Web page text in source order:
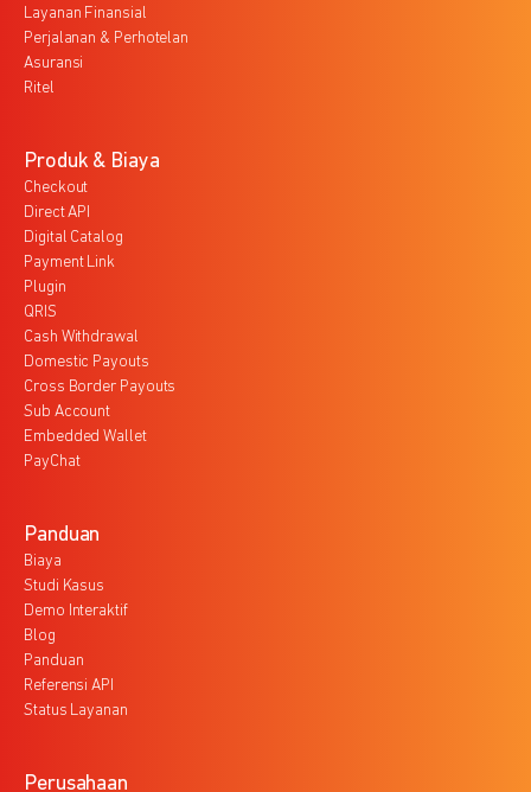
Layanan Finansial
Perjalanan & Perhotelan
Asuransi
Ritel
Produk & Biaya
Checkout
Direct API
Digital Catalog
Payment Link
Plugin
QRIS
Cash Withdrawal
Domestic Payouts
Cross Border Payouts
Sub Account
Embedded Wallet
PayChat
Panduan
Biaya
Studi Kasus
Demo Interaktif
Blog
Panduan
Referensi API
Status Layanan
Perusahaan